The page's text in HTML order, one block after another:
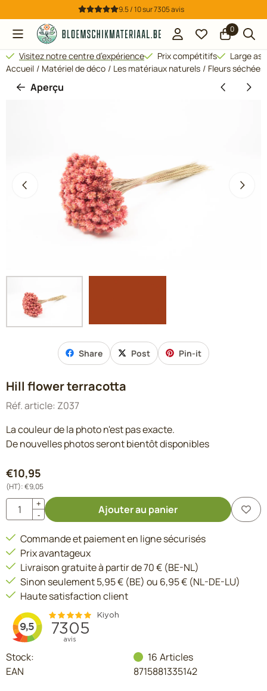
Préférences de cookies disponibles. Choisissez les
9.5 / 10sur7305avis
0
Visitez notre centre d’expérience Prix compétitifs
Large
Accueil / Matériel de déco / Les matériaux naturels / Fleurs séchées
Aperçu
Share Post Pin-it
Hill flower terracotta
Réf. article: Z037
La couleur de la photo n'est pas exacte.
De nouvelles photos seront bientôt disponibles
€10,95
(HT):€9,05
Quantité
+
-
Ajouter au panier
Commande et paiement en ligne sécurisés
Prix avantageux
Livraison gratuite à partir de 70 € (BE-NL)
Sinon seulement 5,95 € (BE) ou 6,95 € (NL-DE-LU)
Haute satisfaction client
Stock: 16 Articles
EAN
8715881335142